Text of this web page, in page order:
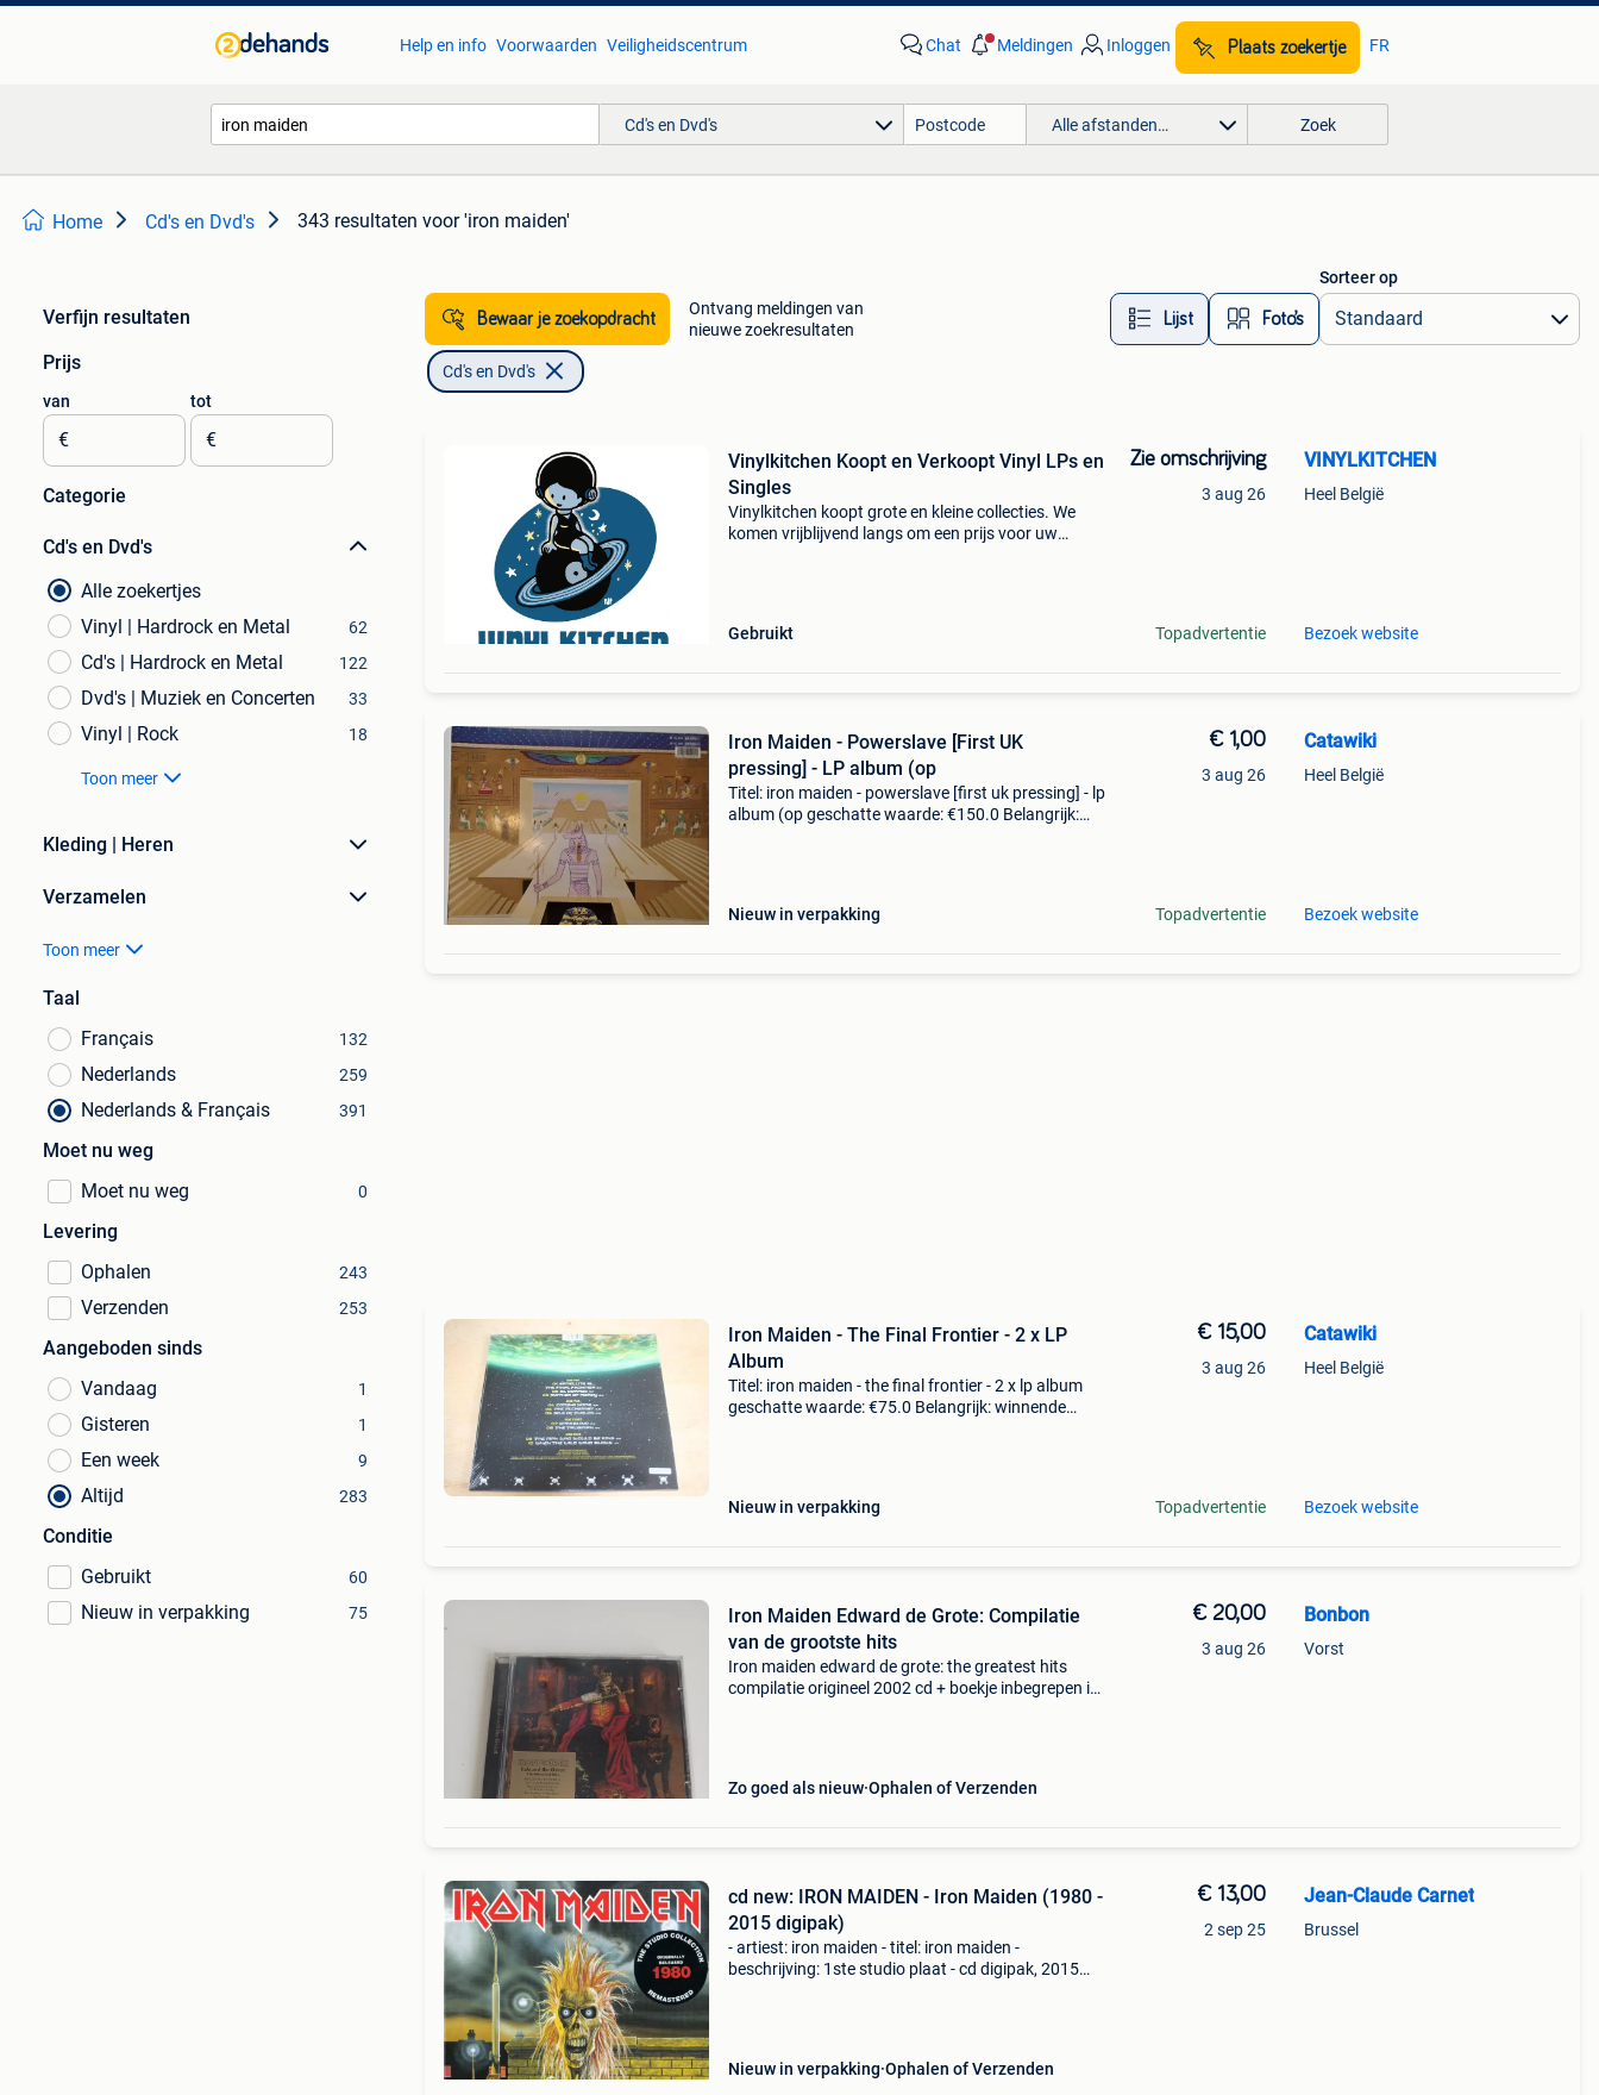
Help en info Voorwaarden Veiligheidscentrum Chat Meldingen Inloggen Plaats zoekertje FR
Cd's en Dvd's Alle afstanden… Zoek
Home Cd's en Dvd's 343 resultaten voor 'iron maiden'
Verfijn resultaten
Prijs
van
€
tot
€
Categorie
Cd's en Dvd's
Alle zoekertjes
Vinyl | Hardrock en Metal
62
Cd's | Hardrock en Metal 122
Dvd's | Muziek en Concerten 33
Vinyl | Rock 18
Toon meer
Kleding | Heren
Verzamelen
Toon meer
Taal
Français
132
Nederlands 259
Nederlands & Français 391
Moet nu weg
Moet nu weg
0
Levering
Ophalen
243
Verzenden 253
Aangeboden sinds
Vandaag
1
Gisteren 1
Een week 9
Altijd 283
Conditie
Gebruikt
60
Nieuw in verpakking 75
Bewaar je zoekopdracht
Ontvang meldingen van
nieuwe zoekresultaten
Lijst Foto’s
Sorteer op
Cd's en Dvd's
Vinylkitchen Koopt en Verkoopt Vinyl LPs en
Singles
Vinylkitchen koopt grote en kleine collecties. We
komen vrijblijvend langs om een prijs voor uw
Gebruikt
Zie omschrijving
3 aug 26
Topadvertentie
VINYLKITCHEN
Heel België
Bezoek website
Iron Maiden - Powerslave [First UK
pressing] - LP album (op
Titel: iron maiden - powerslave [first uk pressing] - lp
album (op geschatte waarde: €150.0 Belangrijk:
Nieuw in verpakking
€ 1,00
3 aug 26
Topadvertentie
Catawiki
Heel België
Bezoek website
Iron Maiden - The Final Frontier - 2 x LP
Album
Titel: iron maiden - the final frontier - 2 x lp album
geschatte waarde: €75.0 Belangrijk: winnende
Nieuw in verpakking
€ 15,00
3 aug 26
Topadvertentie
Catawiki
Heel België
Bezoek website
Iron Maiden Edward de Grote: Compilatie
van de grootste hits
Iron maiden edward de grote: the greatest hits
compilatie origineel 2002 cd + boekje inbegrepen in
Zo goed als nieuw Ophalen of Verzenden
€ 20,00
3 aug 26
Bonbon
Vorst
cd new: IRON MAIDEN - Iron Maiden (1980 -
2015 digipak)
- artiest: iron maiden - titel: iron maiden -
beschrijving: 1ste studio plaat - cd digipak, 2015
Nieuw in verpakking Ophalen of Verzenden
€ 13,00
2 sep 25
Jean-Claude Carnet
Brussel